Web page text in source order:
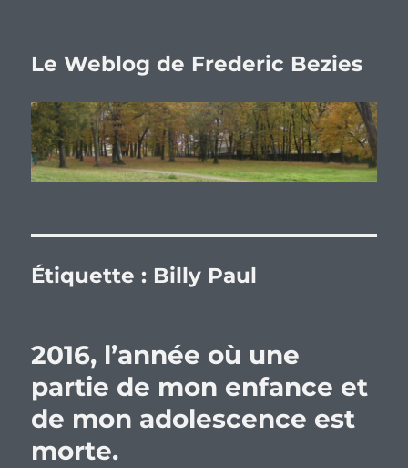
Le Weblog de Frederic Bezies
Étiquette : Billy Paul
2016, l’année où une
partie de mon enfance et
de mon adolescence est
morte.